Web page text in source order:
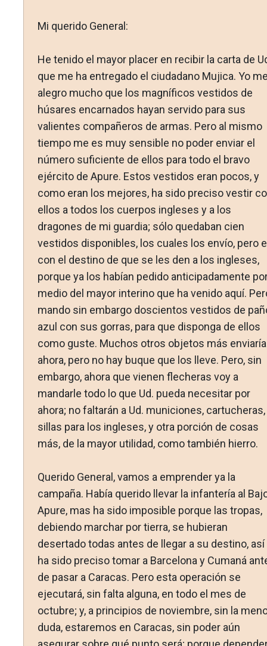
Mi querido General:
He tenido el mayor placer en recibir la carta de
que me ha entregado el ciudadano Mujica. Yo
alegro mucho que los magníficos vestidos de
húsares encarnados hayan servido para sus
valientes compañeros de armas. Pero al mismo
tiem­po me es muy sensible no poder enviar el
número suficiente de ellos para todo el bravo
ejército de Apure. Estos vestidos eran pocos, y
como eran los mejores, ha sido preciso vestir
ellos a todos los cuerpos ingleses y a los
dragones de mi guardia; sólo quedaban cien
vestidos disponibles, los cuales los envío, pero
con el destino de que se les den a los ingle­ses,
porque ya los habían pedido anticipadamente
medio del mayor interino que ha venido aquí.
mando sin em­bargo doscientos vestidos de
azul con sus gorras, para que disponga de ellos
como guste. Muchos otros objetos más enviaría
ahora, pero no hay buque que los lleve. Pero, sin
em­bargo, ahora que vienen flecheras voy a
mandarle todo lo que Ud. pueda necesitar por
ahora; no faltarán a Ud. municiones, cartucheras,
sillas para los ingleses, y otra porción de cosas
más, de la mayor utilidad, como también hierro.
Querido General, vamos a emprender ya la
campaña. Ha­bía querido llevar la infantería al
Apure, mas ha sido imposible porque las tropas,
debiendo marchar por tierra, se hubieran
desertado todas antes de llegar a su destino, así
ha sido preciso tomar a Barcelona y Cumaná
de pasar a Caracas. Pero esta operación se
ejecutará, sin falta alguna, en todo el mes de
octubre; y, a principios de noviembre, sin la
duda, estaremos en Caracas, sin poder aún